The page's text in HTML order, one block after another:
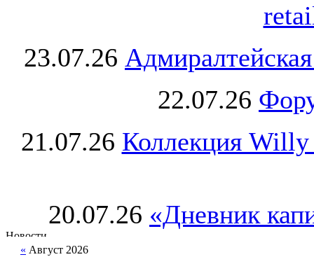
23.07.26
22.07.26
21.07.26 Коллекция Willy
20.07.26 «Дневник
« Август 2026